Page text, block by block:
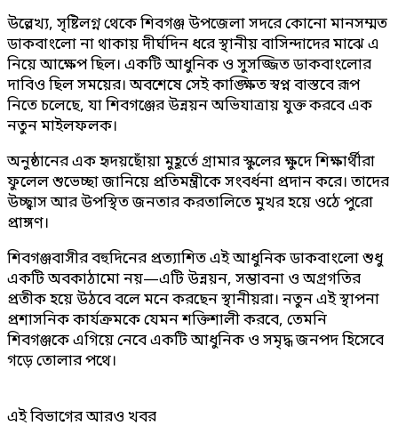
উল্লেখ্য, সৃষ্টিলগ্ন থেকে শিবগঞ্জ উপজেলা সদরে কোনো মানসম্মত
ডাকবাংলো না থাকায় দীর্ঘদিন ধরে স্থানীয় বাসিন্দাদের মাঝে এ
নিয়ে আক্ষেপ ছিল। একটি আধুনিক ও সুসজ্জিত ডাকবাংলোর
দাবিও ছিল সময়ের। অবশেষে সেই কাঙ্ক্ষিত স্বপ্ন বাস্তবে রূপ
নিতে চলেছে, যা শিবগঞ্জের উন্নয়ন অভিযাত্রায় যুক্ত করবে এক
নতুন মাইলফলক।
অনুষ্ঠানের এক হৃদয়ছোঁয়া মুহূর্তে গ্রামার স্কুলের ক্ষুদে শিক্ষার্থীরা
ফুলেল শুভেচ্ছা জানিয়ে প্রতিমন্ত্রীকে সংবর্ধনা প্রদান করে। তাদের
উচ্ছ্বাস আর উপস্থিত জনতার করতালিতে মুখর হয়ে ওঠে পুরো
প্রাঙ্গণ।
শিবগঞ্জবাসীর বহুদিনের প্রত্যাশিত এই আধুনিক ডাকবাংলো শুধু
একটি অবকাঠামো নয়—এটি উন্নয়ন, সম্ভাবনা ও অগ্রগতির
প্রতীক হয়ে উঠবে বলে মনে করছেন স্থানীয়রা। নতুন এই স্থাপনা
প্রশাসনিক কার্যক্রমকে যেমন শক্তিশালী করবে, তেমনি
শিবগঞ্জকে এগিয়ে নেবে একটি আধুনিক ও সমৃদ্ধ জনপদ হিসেবে
গড়ে তোলার পথে।
এই বিভাগের আরও খবর